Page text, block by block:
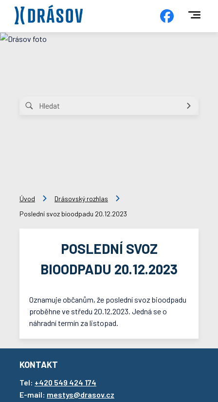
Úvod
Drásovský rozhlas
Poslední svoz bioodpadu 20.12.2023
POSLEDNÍ SVOZ
BIOODPADU 20.12.2023
Oznamuje občanům, že poslední svoz bioodpadu
proběhne ve středu 20.12.2023. Jedná se o
náhradní termín za listopad.
KONTAKT
Tel: +420 549 424 174
E-mail: mestys@drasov.cz